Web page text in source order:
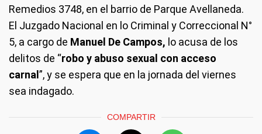
Remedios 3748, en el barrio de Parque Avellaneda.
El Juzgado Nacional en lo Criminal y Correccional N°
5, a cargo de Manuel De Campos, lo acusa de los
delitos de “robo y abuso sexual con acceso
carnal ”, y se espera que en la jornada del viernes
sea indagado.
COMPARTIR